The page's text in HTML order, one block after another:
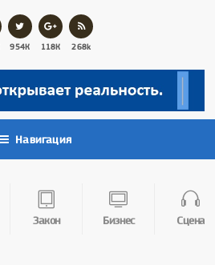
954К 118К 268k
Навигация
Закон Бизнес Сцена